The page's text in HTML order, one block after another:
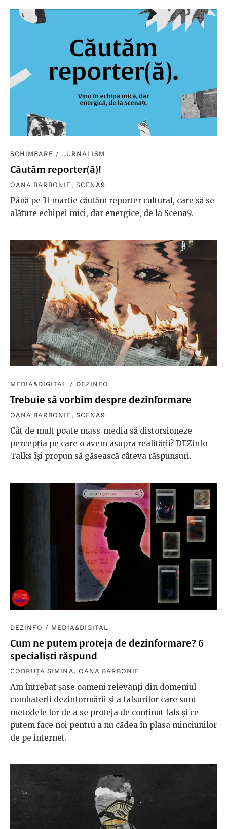
SCHIMBARE / JURNALISM
Căutăm reporter(ă)!
OANA BARBONIE , SCENA9
Până pe 31 martie căutăm reporter cultural, care să se
alăture echipei mici, dar energice, de la Scena9.
MEDIA&DIGITAL / DEZINFO
Trebuie să vorbim despre dezinformare
OANA BARBONIE , SCENA9
Cât de mult poate mass-media să distorsioneze
percepția pe care o avem asupra realității? DEZinfo
Talks își propun să găsească câteva răspunsuri.
DEZINFO / MEDIA&DIGITAL
Cum ne putem proteja de dezinformare? 6
specialiști răspund
CODRUȚA SIMINA , OANA BARBONIE
Am întrebat șase oameni relevanți din domeniul
combaterii dezinformării și a falsurilor care sunt
metodele lor de a se proteja de conținut fals și ce
putem face noi pentru a nu cădea în plasa minciunilor
de pe internet.